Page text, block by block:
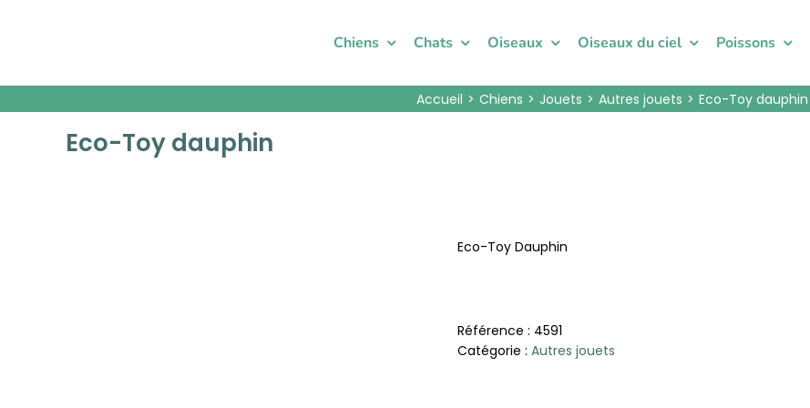
Chiens Chats Oiseaux Oiseaux du ciel Poissons
Accueil Chiens Jouets Autres jouets Eco-Toy dauphin
Eco-Toy dauphin
Eco-Toy Dauphin
Référence : 4591
Catégorie : Autres jouets